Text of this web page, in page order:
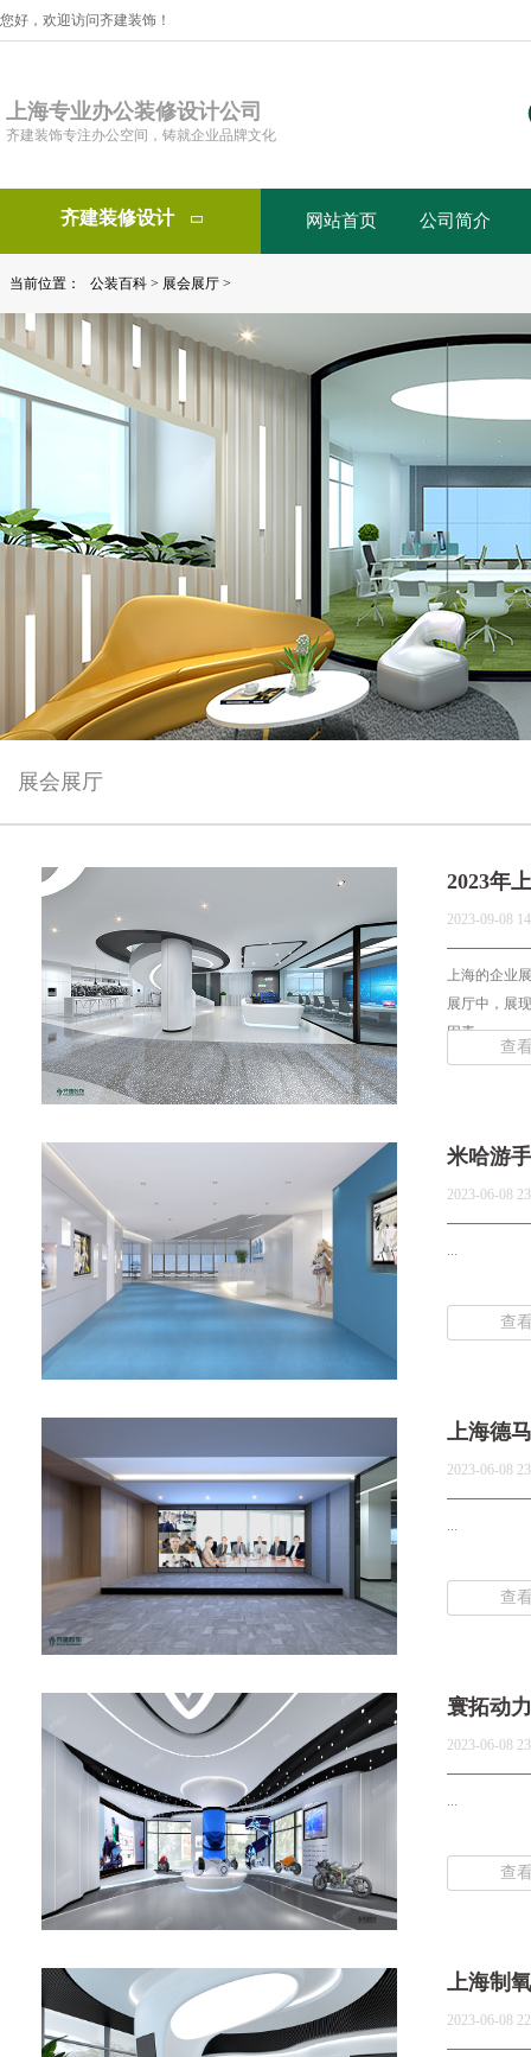
您好，欢迎访问齐建装饰！
上海专业办公装修设计公司
齐建装饰专注办公空间，铸就企业品牌文化
齐建装修设计  网站首页 公司简介
当前位置： 公装百科 > 展会展厅 >
展会展厅
2023年
2023-09-08
上海的企业
展厅中，展
因素... ...
查
米哈游
2023-06-08
...
查
上海德
2023-06-08
...
查
寰拓动
2023-06-08
...
查
上海制
2023-06-08